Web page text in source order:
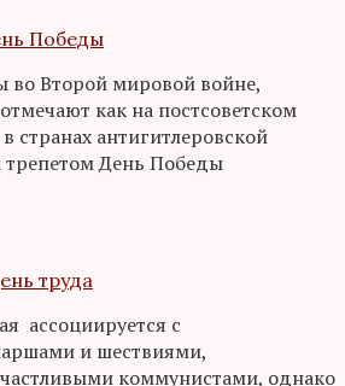
Победы
во Второй мировой войне,
как на постсоветском
странах антигитлеровской
День Победы
труда
ассоциируется с
и шествиями,
коммунистами, однако